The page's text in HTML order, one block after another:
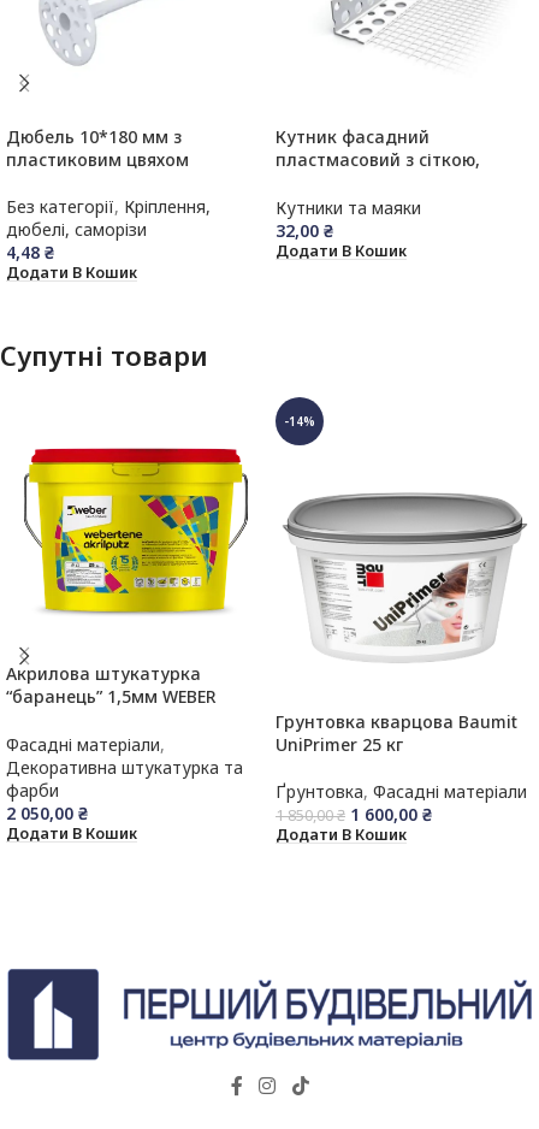
Дюбель 10*180 мм з
пластиковим цвяхом
Без категорії, Кріплення,
дюбелі, саморізи
4,48 ₴
Додати В Кошик
Кутник фасадний
пластмасовий з сіткою,
Кутники та маяки
32,00 ₴
Додати В Кошик
Супутні товари
Акрилова штукатурка
“баранець” 1,5мм WEBER
Фасадні матеріали,
Декоративна штукатурка та
фарби
2 050,00 ₴
Додати В Кошик
-14%
Грунтовка кварцова Baumit
UniPrimer 25 кг
Ґрунтовка, Фасадні матеріали
1 850,00₴ 1 600,00 ₴
Додати В Кошик